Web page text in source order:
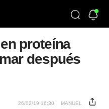
proteína
después
26/02/19 16:30 MANUEL